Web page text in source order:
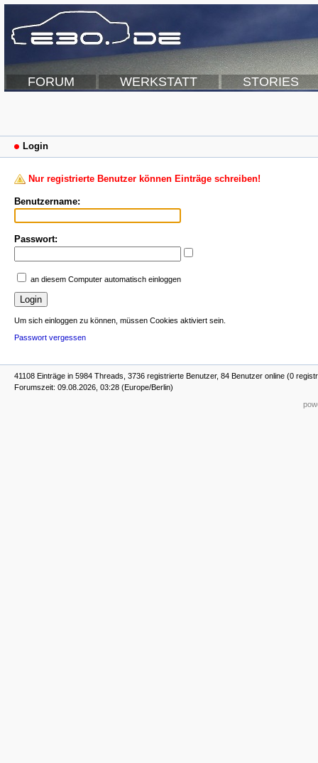
FORUM WERKSTATT STORIES
Login
Nur registrierte Benutzer können Einträge schreiben!
Benutzername:
Passwort:
an diesem Computer automatisch einloggen
Um sich einloggen zu können, müssen Cookies aktiviert sein.
Passwort vergessen
41108 Einträge in 5984 Threads, 3736 registrierte Benutzer, 84 Benutzer online (0
Forumszeit: 09.08.2026, 03:28 (Europe/Berlin)